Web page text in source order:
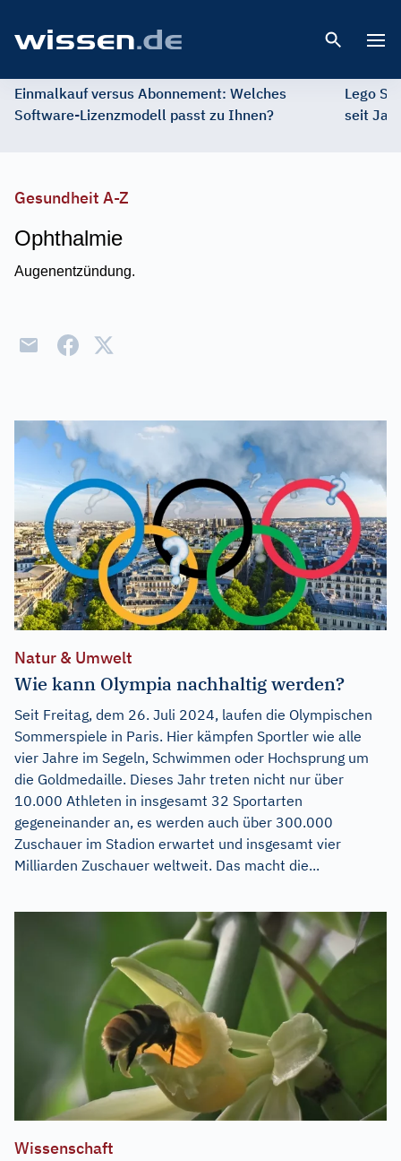
Einmalkauf versus Abonnement: Welches
Software-Lizenzmodell passt zu Ihnen?
Lego
seit
Gesundheit A-Z
Ophthalmie
Augenentzündung.
Natur & Umwelt
Wie kann Olympia nachhaltig werden?
Seit Freitag, dem 26. Juli 2024, laufen die Olympischen
Sommerspiele in Paris. Hier kämpfen Sportler wie alle
vier Jahre im Segeln, Schwimmen oder Hochsprung um
die Goldmedaille. Dieses Jahr treten nicht nur über
10.000 Athleten in insgesamt 32 Sportarten
gegeneinander an, es werden auch über 300.000
Zuschauer im Stadion erwartet und insgesamt vier
Milliarden Zuschauer weltweit. Das macht die...
Wissenschaft